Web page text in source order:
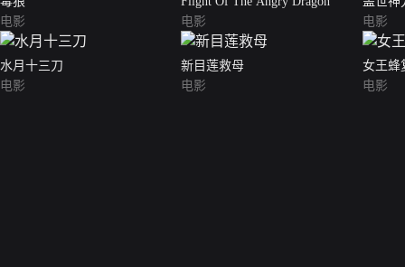
电影
电影
电影
水月十三刀
电影
新目莲救母
电影
女王蜂
电影